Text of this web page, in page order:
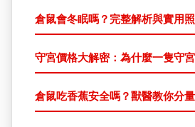
倉鼠會冬眠嗎？完整解析與實用
守宮價格大解密：為什麼一隻守
倉鼠吃香蕉安全嗎？獸醫教你分